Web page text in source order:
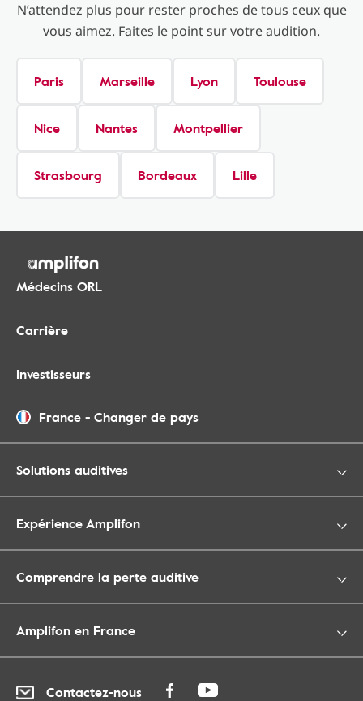
N’attendez plus pour rester proches de tous ceux que
vous aimez. Faites le point sur votre audition.
Paris Marseille Lyon Toulouse
Nice Nantes Montpellier
Strasbourg Bordeaux Lille
Médecins ORL
Carrière
Investisseurs
France - Changer de pays
Solutions auditives
Expérience Amplifon
Comprendre la perte auditive
Amplifon en France
Contactez-nous